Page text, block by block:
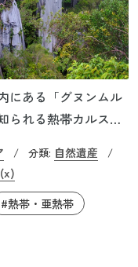
にある「グヌンムル
られる熱帯カルスト
っています。ここに
世界最大の地下空洞
大空間です。高さ
方になると数百万匹
いきます。また、
/ 分類: 自然遺産
/
(x)
#熱帯・亜熱帯